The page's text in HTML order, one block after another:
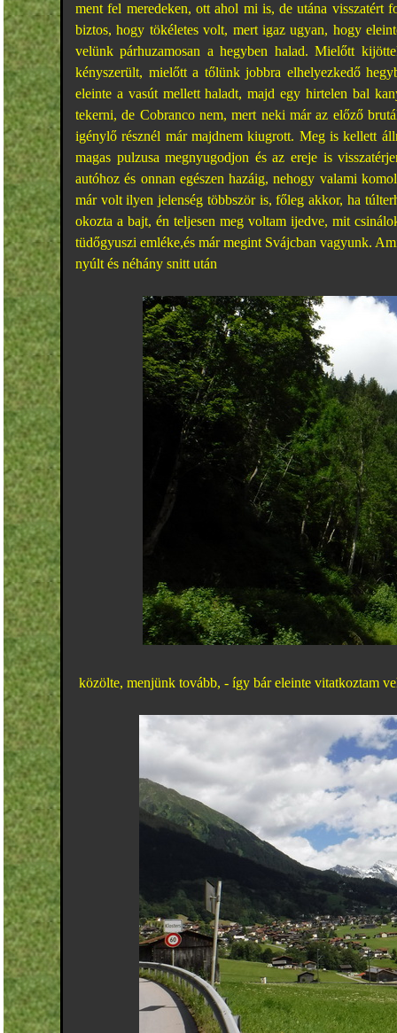
ment fel meredeken, ott ahol mi is, de utána
biztos, hogy tökéletes volt, mert igaz ugyan, hogy
velünk párhuzamosan a hegyben halad. Mielőtt
kényszerült, mielőtt a tőlünk jobbra elhelyezkedő
eleinte a vasút mellett haladt, majd egy hirtelen bal
tekerni, de Cobranco nem, mert neki már az előző
igénylő résznél már majdnem kiugrott. Meg is kellett
magas pulzusa megnyugodjon és az ereje is
autóhoz és onnan egészen hazáig, nehogy valami
már volt ilyen jelenség többször is, főleg akkor, ha
okozta a bajt, én teljesen meg voltam ijedve, mit
tüdőgyuszi emléke,és már megint Svájcban vagyunk.
nyúlt és néhány snitt után
közölte, menjünk tovább, - így bár eleinte vitatkoztam